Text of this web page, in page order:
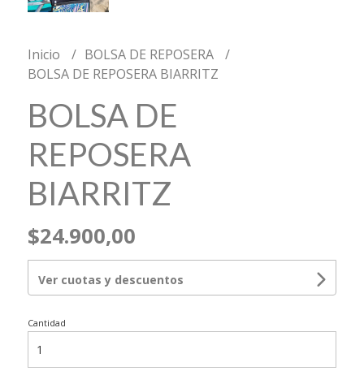
Inicio
BOLSA DE REPOSERA
BOLSA DE REPOSERA BIARRITZ
BOLSA DE
REPOSERA
BIARRITZ
$24.900,00
Ver cuotas y descuentos
Cantidad